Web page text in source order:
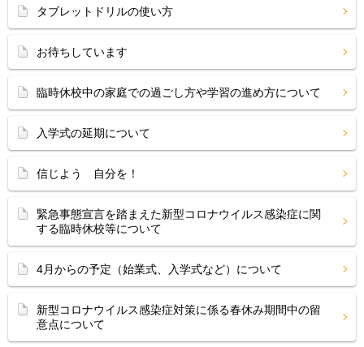
タブレットドリルの使い方
お待ちしています
臨時休校中の家庭での過ごし方や学習の進め方について
入学式の延期について
信じよう 自分を！
緊急事態宣言を踏まえた新型コロナウイルス感染症に関
する臨時休校等について
4月からの予定（始業式、入学式など）について
新型コロナウイルス感染症対策に係る春休み期間中の留
意点について